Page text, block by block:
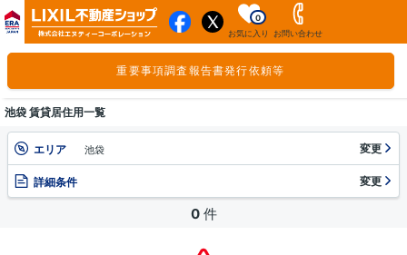
お気に入り
0
お問い合わせ
重要事項調査報告書発行依頼等
池袋 賃貸居住用一覧
エリア 池袋 変更
詳細条件 変更
0 件